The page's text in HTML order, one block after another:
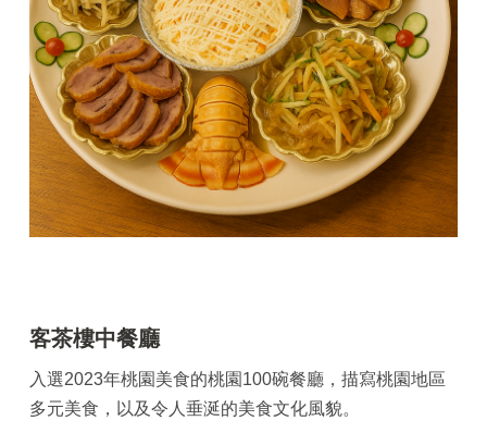
客茶樓中餐廳
入選2023年桃園美食的桃園100碗餐廳，描寫桃園地區
多元美食，以及令人垂涎的美食文化風貌。